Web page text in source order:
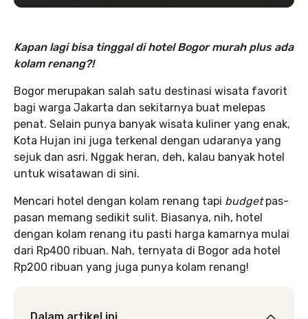
Kapan lagi bisa tinggal di hotel Bogor murah plus ada
kolam renang?!
Bogor merupakan salah satu destinasi wisata favorit
bagi warga Jakarta dan sekitarnya buat melepas
penat. Selain punya banyak wisata kuliner yang enak,
Kota Hujan ini juga terkenal dengan udaranya yang
sejuk dan asri. Nggak heran, deh, kalau banyak hotel
untuk wisatawan di sini.
Mencari hotel dengan kolam renang tapi budgetpas-
pasan memang sedikit sulit. Biasanya, nih, hotel
dengan kolam renang itu pasti harga kamarnya mulai
dari Rp400 ribuan. Nah, ternyata di Bogor ada hotel
Rp200 ribuan yang juga punya kolam renang!